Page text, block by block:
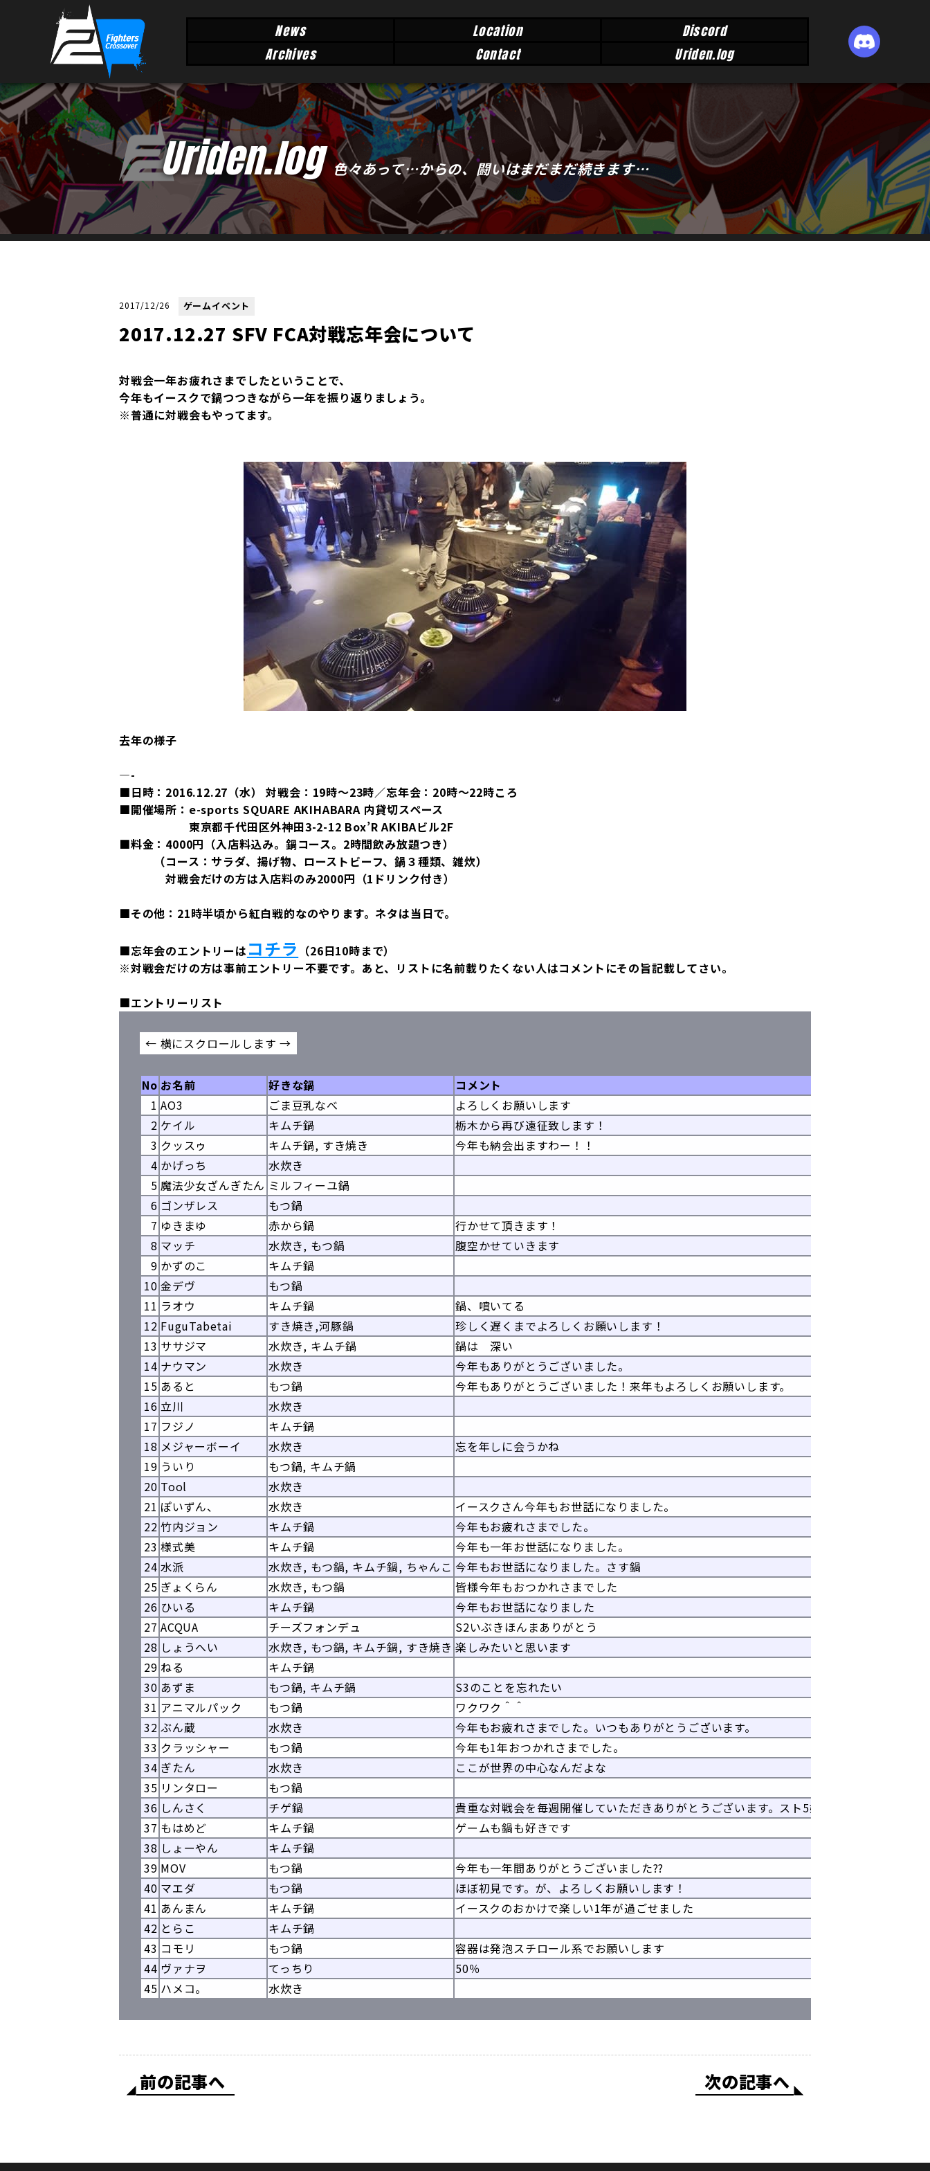
News Location
Discord
Archives
Contact Uriden.log
Uriden.log 色々あって…からの、闘いはまだまだ続きます…
2017/12/26 ゲームイベント
2017.12.27 SFV FCA対戦忘年会について
対戦会一年お疲れさまでしたということで、
今年もイースクで鍋つつきながら一年を振り返りましょう。
※普通に対戦会もやってます。
去年の様子
—-
■日時：2016.12.27（水） 対戦会：19時～23時／忘年会：20時～22時ころ
■開催場所：e-sports SQUARE AKIHABARA 内貸切スペース
東京都千代田区外神田3-2-12 Box’R AKIBAビル2F
■料金：4000円（入店料込み。鍋コース。2時間飲み放題つき）
（コース：サラダ、揚げ物、ローストビーフ、鍋３種類、雑炊）
対戦会だけの方は入店料のみ2000円（1ドリンク付き）
■その他：21時半頃から紅白戦的なのやります。ネタは当日で。
■忘年会のエントリーは コチラ （26日10時まで）
※対戦会だけの方は事前エントリー不要です。あと、リストに名前載りたくない人はコメントにその旨記載してさい。
■エントリーリスト
No お名前 好きな鍋
コメント
1 AO3 ごま豆乳なべ
よろしくお願いします
2 ケイル キムチ鍋
栃木から再び遠征致します！
3 クッスゥ キムチ鍋, すき焼き
今年も納会出ますわー！！
4 かげっち
水炊き
5 魔法少女ざんぎたん ミルフィーユ鍋
6 ゴンザレス
もつ鍋
7 ゆきまゆ 赤から鍋
行かせて頂きます！
8 マッチ 水炊き, もつ鍋
腹空かせていきます
9 かずのこ
キムチ鍋
10 金デヴ
もつ鍋
11 ラオウ キムチ鍋
鍋、噴いてる
12 FuguTabetai すき焼き,河豚鍋
珍しく遅くまでよろしくお願いします！
13 ササジマ 水炊き, キムチ鍋
鍋は 深い
14 ナウマン 水炊き
今年もありがとうございました。
15 あると もつ鍋
今年もありがとうございました！来年もよろしくお願いします。
16 立川
水炊き
17 フジノ
キムチ鍋
18 メジャーボーイ 水炊き
忘を年しに会うかね
19 ういり
もつ鍋, キムチ鍋
20 Tool
水炊き
21 ぽいずん、 水炊き
イースクさん今年もお世話になりました。
22 竹内ジョン キムチ鍋
今年もお疲れさまでした。
23 様式美 キムチ鍋
今年も一年お世話になりました。
24 水派 水炊き, もつ鍋, キムチ鍋, ちゃんこ 今年もお世話になりました。さす鍋
25 ぎょくらん 水炊き, もつ鍋
皆様今年もおつかれさまでした
26 ひいる キムチ鍋
今年もお世話になりました
27 ACQUA チーズフォンデュ
S2いぶきほんまありがとう
28 しょうへい 水炊き, もつ鍋, キムチ鍋, すき焼き 楽しみたいと思います
29 ねる
キムチ鍋
30 あずま もつ鍋, キムチ鍋
S3のことを忘れたい
31 アニマルパック もつ鍋
ワクワク＾＾
32 ぶん蔵 水炊き
今年もお疲れさまでした。いつもありがとうございます。
33 クラッシャー もつ鍋
今年も1年おつかれさまでした。
34 ぎたん 水炊き
ここが世界の中心なんだよな
35 リンタロー
もつ鍋
36 しんさく チゲ鍋
貴重な対戦会を毎週開催していただきありがとうございます。スト5始めてからほぼ毎週
37 もはめど キムチ鍋
ゲームも鍋も好きです
38 しょーやん
キムチ鍋
39 MOV もつ鍋
今年も一年間ありがとうございました??
40 マエダ もつ鍋
ほぼ初見です。が、よろしくお願いします！
41 あんまん キムチ鍋
イースクのおかけで楽しい1年が過ごせました
42 とらこ
キムチ鍋
43 コモリ もつ鍋
容器は発泡スチロール系でお願いします
44 ヴァナヲ てっちり
50％
45 ハメコ。 水炊き
前の記事へ 次の記事へ